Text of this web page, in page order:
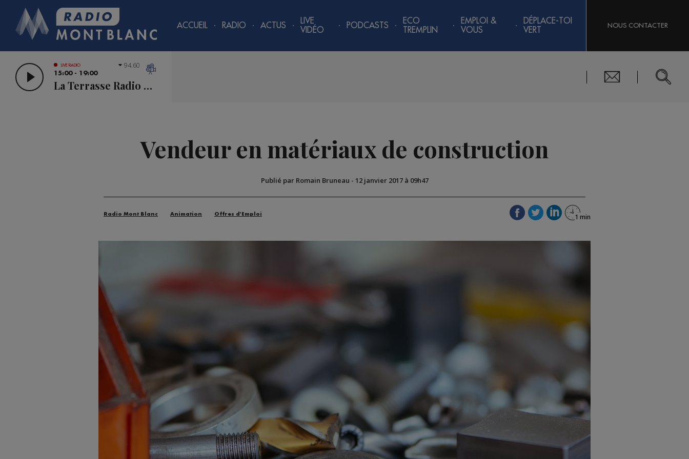
ACCUEIL RADIO ACTUS
LIVE
VIDÉO
PODCASTS
ECO
TREMPLIN
EMPLOI &
VOUS
DÉPLACE-TOI
VERT
NOUS CONTACTER
LIVE RADIO
15:00 - 19:00
La Terrasse Radio Mont Blanc
94.60
Vendeur en matériaux de construction
Publié par Romain Bruneau - 12 janvier 2017 à 09h47
Radio Mont Blanc Animation Offres d'Emploi